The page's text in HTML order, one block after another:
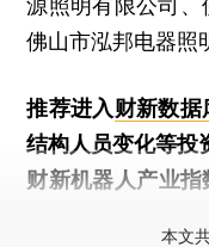
源照明有限公司、
佛山市泓邦电器照
推荐进入财新数据
结构人员变化等投
财新机器人产业指
本文